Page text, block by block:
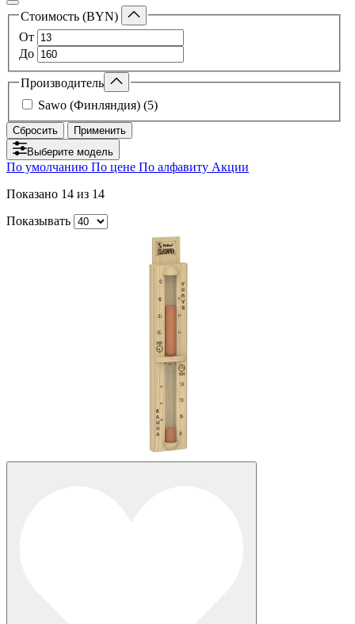
Стоимость (BYN)
От
До
Производитель
Sawo (Финляндия) (5)
Сбросить
Применить
Выберите модель
По умолчанию По цене По алфавиту Акции
Показано 14 из 14
Показывать